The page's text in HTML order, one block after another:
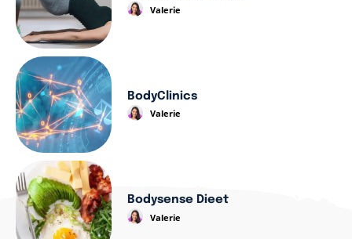
Valerie
BodyClinics
Valerie
Bodysense Dieet
Valerie